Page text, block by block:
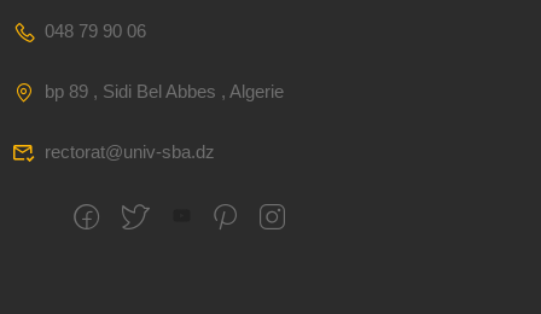
048 79 90 06
bp 89 , Sidi Bel Abbes , Algerie
rectorat@univ-sba.dz